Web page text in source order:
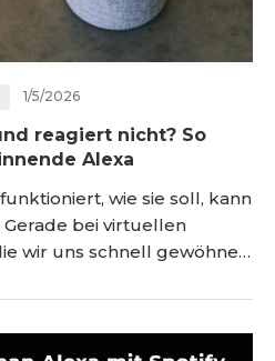
1/5/2026
reagiert nicht? So
Alexa
wie sie soll, kann
bei virtuellen
wir uns schnell gewöhnen
Probleme viel Zeit
es vorkommen, dass